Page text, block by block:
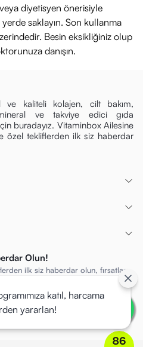
diyetisyen önerisiyle
saklayın. Son kullanma
Besin eksikliğiniz olup
danışın.
ve kaliteli kolajen, cilt bakım,
ve takviye edici gıda
buradayız. Vitaminbox Ailesine
özel tekliflerden ilk siz haberdar
Olun!
ilk siz haberdar olun, fırsatları
katıl, harcama
yararlan!